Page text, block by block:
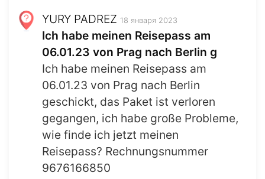
YURY PADREZ 18 января 2023
Ich habe meinen Reisepass am
06.01.23 von Prag nach Berlin g
Ich habe meinen Reisepass am
06.01.23 von Prag nach Berlin
geschickt, das Paket ist verloren
gegangen, ich habe große Probleme,
wie finde ich jetzt meinen
Reisepass? Rechnungsnummer
9676166850